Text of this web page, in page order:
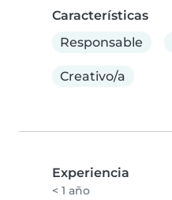
Características
Responsable
Creativo/a
Experiencia
< 1 año